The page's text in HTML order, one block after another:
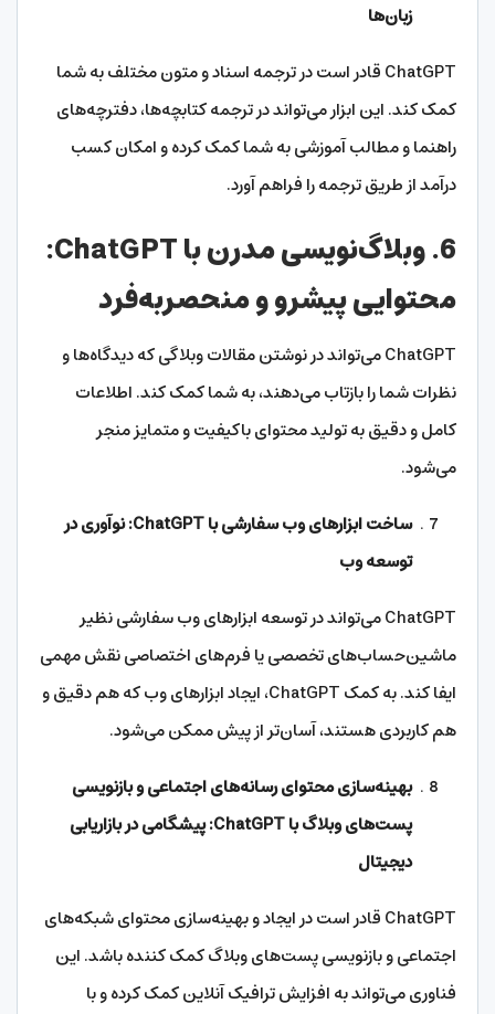
زبان‌ها
ChatGPT قادر است در ترجمه اسناد و متون مختلف به شما
کمک کند. این ابزار می‌تواند در ترجمه کتابچه‌ها، دفترچه‌های
راهنما و مطالب آموزشی به شما کمک کرده و امکان کسب
درآمد از طریق ترجمه را فراهم آورد.
6. وبلاگ‌نویسی مدرن با ChatGPT:
محتوایی پیشرو و منحصربه‌فرد
ChatGPT می‌تواند در نوشتن مقالات وبلاگی که دیدگاه‌ها و
نظرات شما را بازتاب می‌دهند، به شما کمک کند. اطلاعات
کامل و دقیق به تولید محتوای باکیفیت و متمایز منجر
می‌شود.
ساخت ابزارهای وب سفارشی با ChatGPT: نوآوری در
توسعه وب
ChatGPT می‌تواند در توسعه ابزارهای وب سفارشی نظیر
ماشین‌حساب‌های تخصصی یا فرم‌های اختصاصی نقش مهمی
ایفا کند. به کمک ChatGPT، ایجاد ابزارهای وب که هم دقیق و
هم کاربردی هستند، آسان‌تر از پیش ممکن می‌شود.
بهینه‌سازی محتوای رسانه‌های اجتماعی و بازنویسی
پست‌های وبلاگ با ChatGPT: پیشگامی در بازاریابی
دیجیتال
ChatGPT قادر است در ایجاد و بهینه‌سازی محتوای شبکه‌های
اجتماعی و بازنویسی پست‌های وبلاگ کمک کننده باشد. این
فناوری می‌تواند به افزایش ترافیک آنلاین کمک کرده و با